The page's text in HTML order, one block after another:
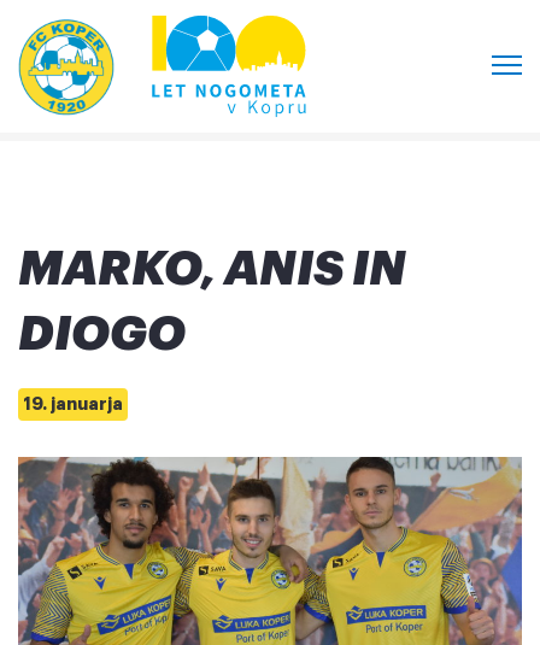
MARKO, ANIS IN
DIOGO
19. januarja